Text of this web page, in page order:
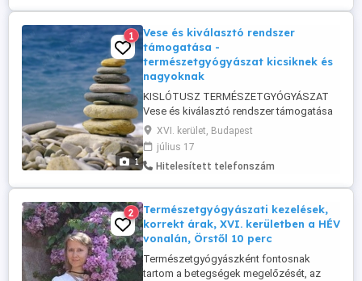
sók előnyei: ...
1
1
Vese és kiválasztó rendszer
támogatása -
természetgyógyászat kicsiknek és
nagyoknak
KISLÓTUSZ TERMÉSZETGYÓGYÁSZAT
Vese és kiválasztó rendszer támogatása
A vese az életenergia tükre. Támogasd, ha
vizesedés, gyenge veseműködés, húgyúti
gyulladás, derékfájdalom, vagy
fáradékonyság jelez problémát.
Bach-virág ...
XVI. kerület, Budapest
július 17
Hitelesített telefonszám
2
Természetgyógyászati kezelések,
korrekt árak, XVI. kerületben a HÉV
vonalán, Örstől 10 perc
Természetgyógyászként fontosnak
tartom a betegségek megelőzését, az